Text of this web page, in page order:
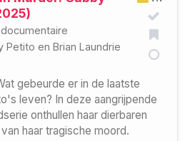
documentaire
Petito en Brian Laundrie
gebeurde er in de laatste
leven? In deze aangrijpende
onthullen haar dierbaren
haar tragische moord.